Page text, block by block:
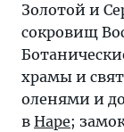
Золотой и
сокровищ
храмы и
оленями и
в Наре;